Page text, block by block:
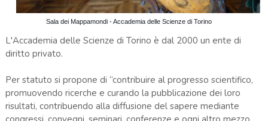
Sala dei Mappamondi - Accademia delle Scienze di Torino
L'Accademia delle Scienze di Torino è dal 2000 un ente di
diritto privato.
Per statuto si propone di “contribuire al progresso scientifico,
promuovendo ricerche e curando la pubblicazione dei loro
risultati, contribuendo alla diffusione del sapere mediante